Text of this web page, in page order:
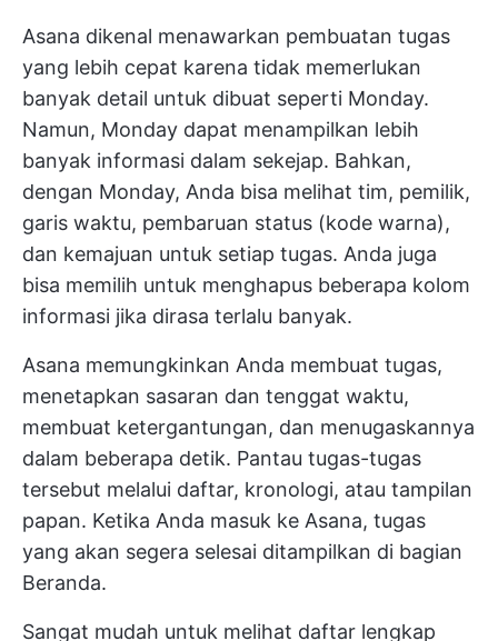
Asana dikenal menawarkan pembuatan tugas
yang lebih cepat karena tidak memerlukan
banyak detail untuk dibuat seperti Monday.
Namun, Monday dapat menampilkan lebih
banyak informasi dalam sekejap. Bahkan,
dengan Monday, Anda bisa melihat tim, pemilik,
garis waktu, pembaruan status (kode warna),
dan kemajuan untuk setiap tugas. Anda juga
bisa memilih untuk menghapus beberapa kolom
informasi jika dirasa terlalu banyak.
Asana memungkinkan Anda membuat tugas,
menetapkan sasaran dan tenggat waktu,
membuat ketergantungan, dan menugaskannya
dalam beberapa detik. Pantau tugas-tugas
tersebut melalui daftar, kronologi, atau tampilan
papan. Ketika Anda masuk ke Asana, tugas
yang akan segera selesai ditampilkan di bagian
Beranda.
Sangat mudah untuk melihat daftar lengkap